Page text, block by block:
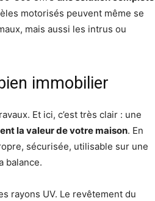
motorisés peuvent même se
mais aussi les intrus ou
immobilier
Et ici, c’est très clair : une
la valeur de votre maison. En
sécurisée, utilisable sur une
balance.
rayons UV. Le revêtement du